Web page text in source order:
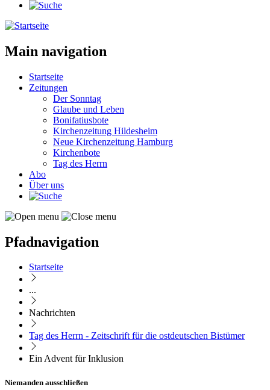
Main navigation
Startseite
Zeitungen
Der Sonntag
Glaube und Leben
Bonifatiusbote
Kirchenzeitung Hildesheim
Neue Kirchenzeitung Hamburg
Kirchenbote
Tag des Herrn
Abo
Über uns
Pfadnavigation
Startseite
...
Nachrichten
Tag des Herrn - Zeitschrift für die ostdeutschen Bistümer
Ein Advent für Inklusion
Niemanden ausschließen